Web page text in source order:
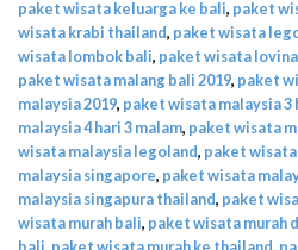
paket wisata keluarga ke bali, paket
wisata krabi thailand, paket wisata
wisata lombok bali, paket wisata
paket wisata malang bali 2019, paket
malaysia 2019, paket wisata malaysia 3
malaysia 4 hari 3 malam, paket wisata
wisata malaysia legoland, paket wisata
malaysia singapore, paket wisata
malaysia singapura thailand, paket
wisata murah bali, paket wisata murah